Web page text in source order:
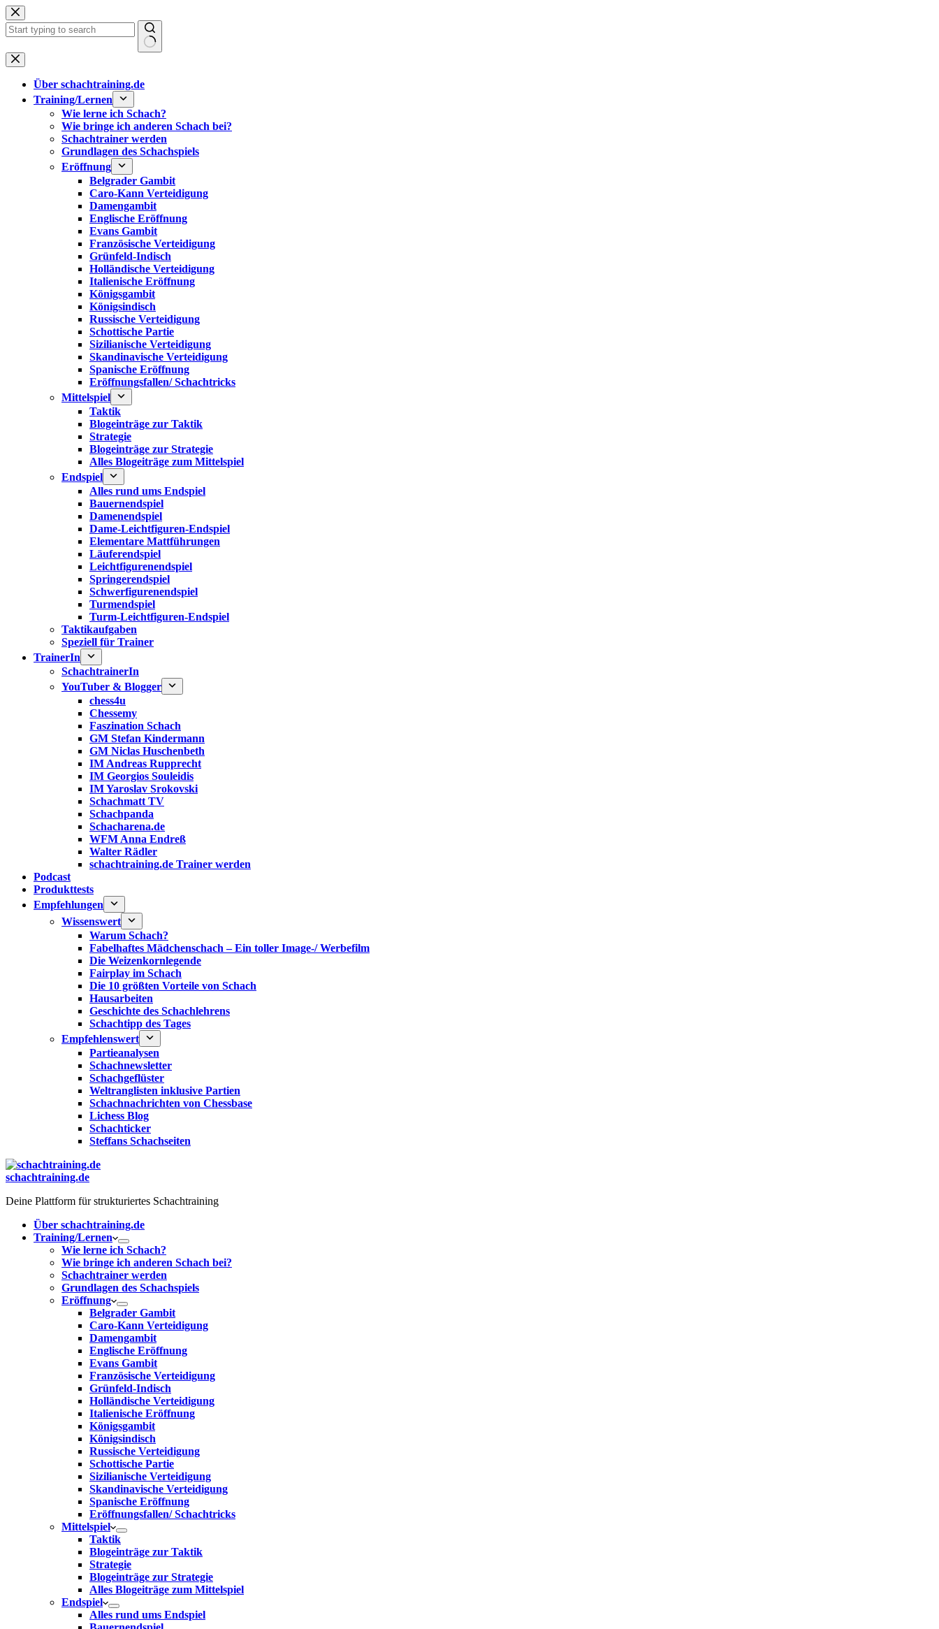
Zum
Inhalt
springen
Keine
Ergebnisse
Über schachtraining.de
Training/Lernen
Wie lerne ich Schach?
Wie bringe ich anderen Schach bei?
Schachtrainer werden
Grundlagen des Schachspiels
Eröffnung
Belgrader Gambit
Caro-Kann Verteidigung
Damengambit
Englische Eröffnung
Evans Gambit
Französische Verteidigung
Grünfeld-Indisch
Holländische Verteidigung
Italienische Eröffnung
Königsgambit
Königsindisch
Russische Verteidigung
Schottische Partie
Sizilianische Verteidigung
Skandinavische Verteidigung
Spanische Eröffnung
Eröffnungsfallen/ Schachtricks
Mittelspiel
Taktik
Blogeinträge zur Taktik
Strategie
Blogeinträge zur Strategie
Alles Blogeiträge zum Mittelspiel
Endspiel
Alles rund ums Endspiel
Bauernendspiel
Damenendspiel
Dame-Leichtfiguren-Endspiel
Elementare Mattführungen
Läuferendspiel
Leichtfigurenendspiel
Springerendspiel
Schwerfigurenendspiel
Turmendspiel
Turm-Leichtfiguren-Endspiel
Taktikaufgaben
Speziell für Trainer
TrainerIn
SchachtrainerIn
YouTuber & Blogger
chess4u
Chessemy
Faszination Schach
GM Stefan Kindermann
GM Niclas Huschenbeth
IM Andreas Rupprecht
IM Georgios Souleidis
IM Yaroslav Srokovski
Schachmatt TV
Schachpanda
Schacharena.de
WFM Anna Endreß
Walter Rädler
schachtraining.de Trainer werden
Podcast
Produkttests
Empfehlungen
Wissenswert
Warum Schach?
Fabelhaftes Mädchenschach – Ein toller Image-/ Werbefilm
Die Weizenkornlegende
Fairplay im Schach
Die 10 größten Vorteile von Schach‎
Hausarbeiten
Geschichte des Schachlehrens
Schachtipp des Tages
Empfehlenswert
Partieanalysen
Schachnewsletter
Schachgeflüster
Weltranglisten inklusive Partien
Schachnachrichten von Chessbase
Lichess Blog
Schachticker
Steffans Schachseiten
schachtraining.de
Deine Plattform für strukturiertes Schachtraining
Über schachtraining.de
Training/Lernen
Wie lerne ich Schach?
Wie bringe ich anderen Schach bei?
Schachtrainer werden
Grundlagen des Schachspiels
Eröffnung
Belgrader Gambit
Caro-Kann Verteidigung
Damengambit
Englische Eröffnung
Evans Gambit
Französische Verteidigung
Grünfeld-Indisch
Holländische Verteidigung
Italienische Eröffnung
Königsgambit
Königsindisch
Russische Verteidigung
Schottische Partie
Sizilianische Verteidigung
Skandinavische Verteidigung
Spanische Eröffnung
Eröffnungsfallen/ Schachtricks
Mittelspiel
Taktik
Blogeinträge zur Taktik
Strategie
Blogeinträge zur Strategie
Alles Blogeiträge zum Mittelspiel
Endspiel
Alles rund ums Endspiel